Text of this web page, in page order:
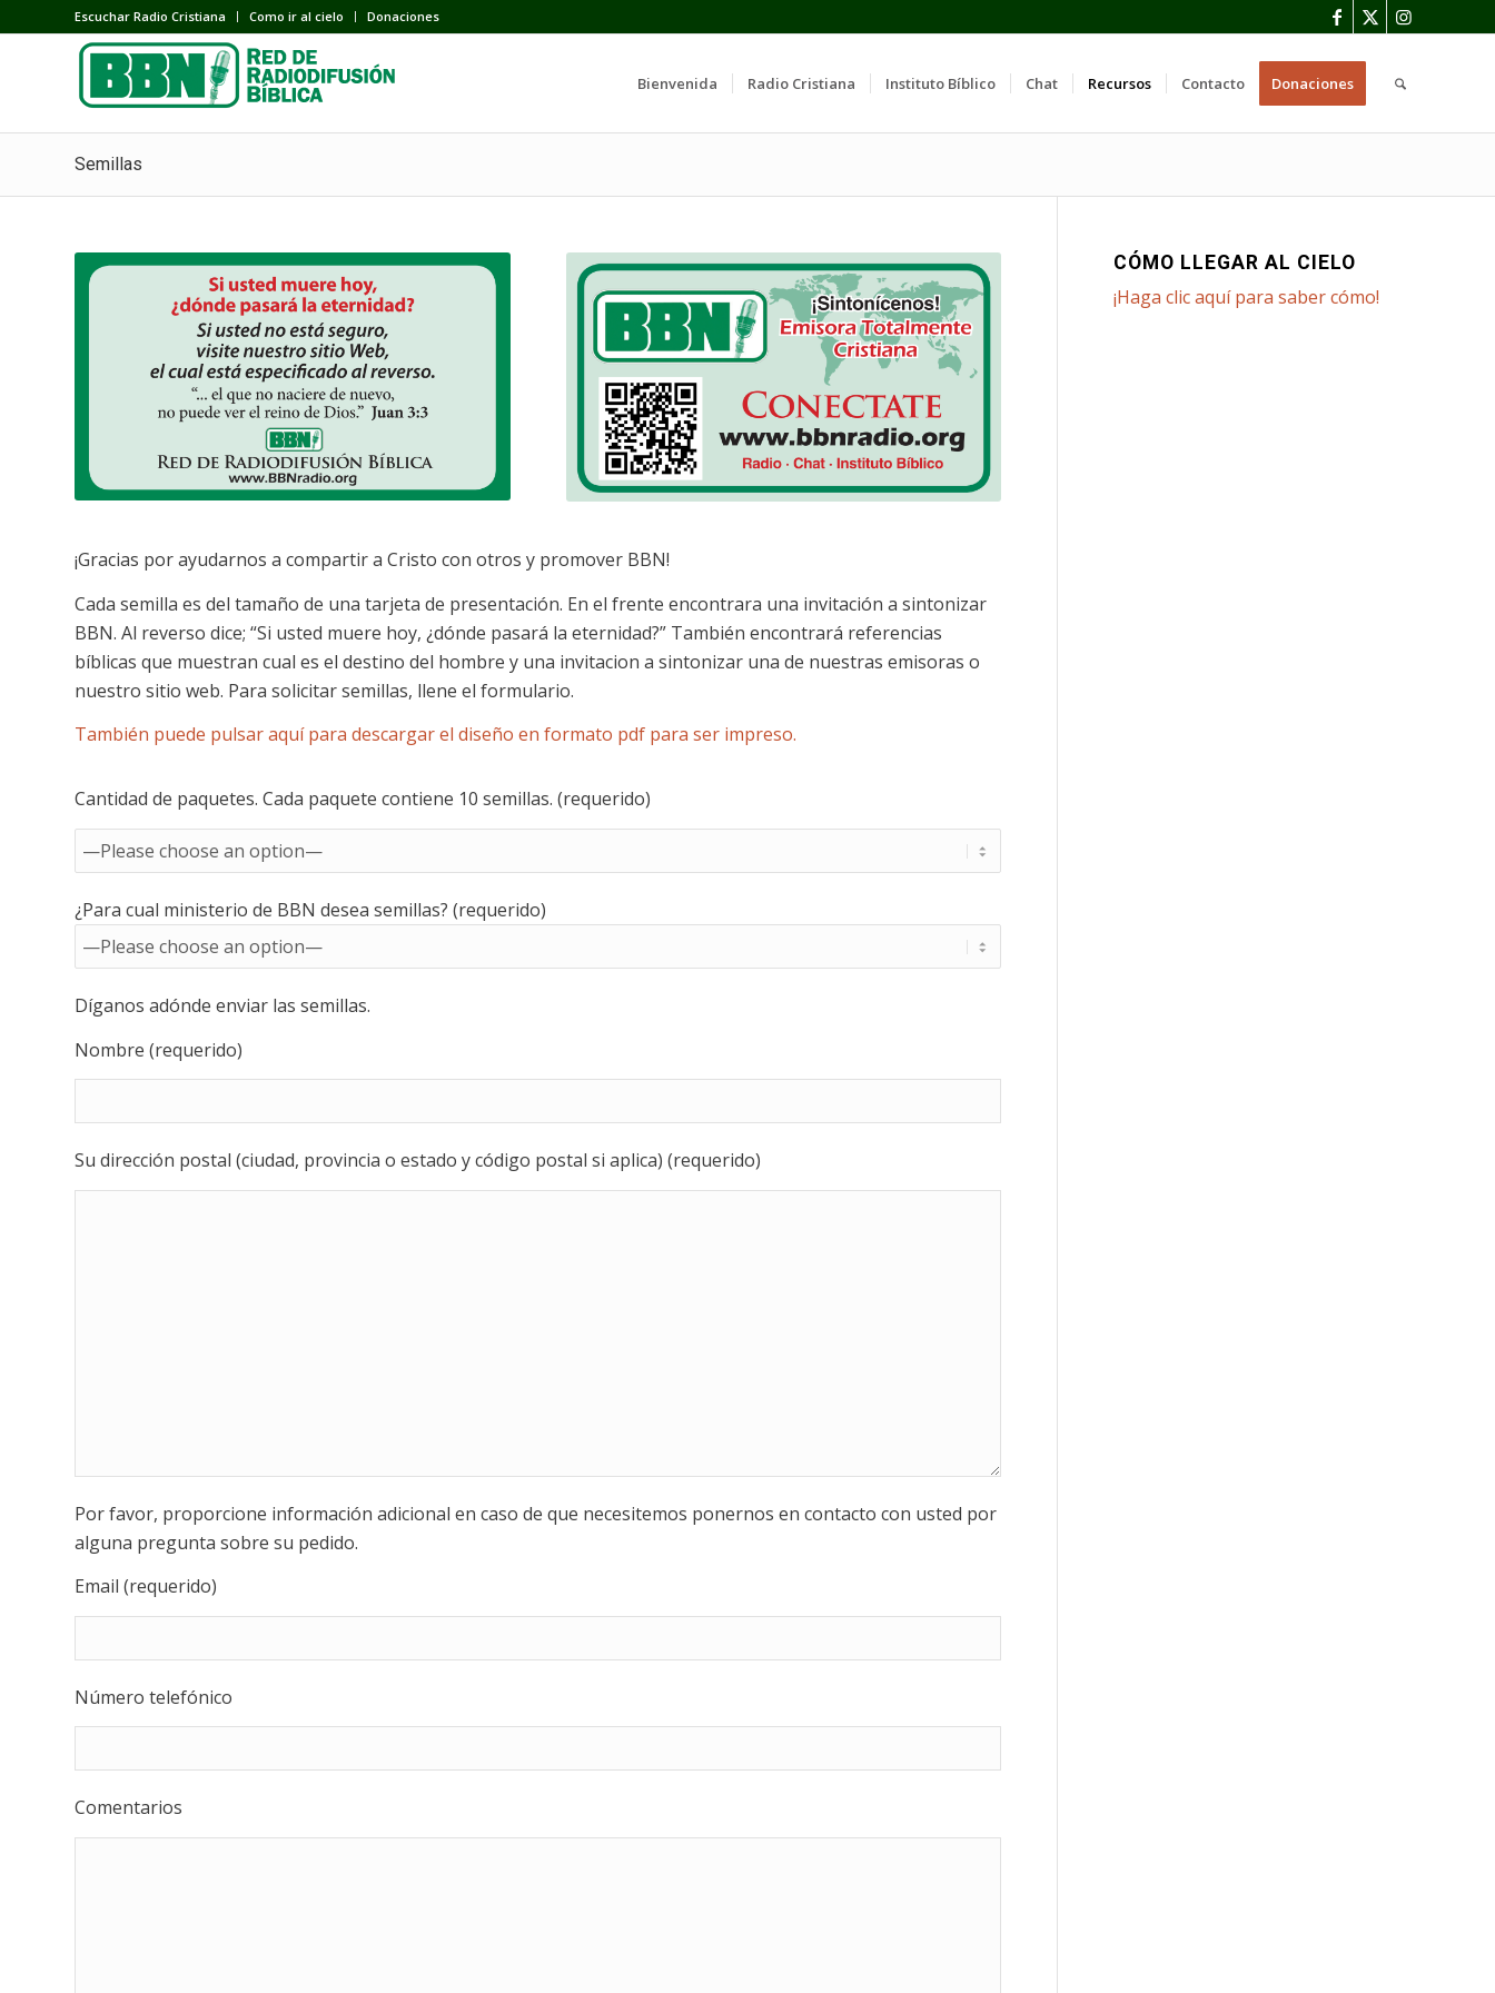
Escuchar Radio Cristiana Como ir al cielo Donaciones
Bienvenida Radio Cristiana Instituto Bíblico Chat Recursos Contacto Donaciones
Semillas
¡Gracias por ayudarnos a compartir a Cristo con otros y promover BBN!
Cada semilla es del tamaño de una tarjeta de presentación. En el frente encontrara una invitación a sintonizar
BBN. Al reverso dice; “Si usted muere hoy, ¿dónde pasará la eternidad?” También encontrará referencias
bíblicas que muestran cual es el destino del hombre y una invitacion a sintonizar una de nuestras emisoras o
nuestro sitio web. Para solicitar semillas, llene el formulario.
También puede pulsar aquí para descargar el diseño en formato pdf para ser impreso.
Cantidad de paquetes. Cada paquete contiene 10 semillas. (requerido)
¿Para cual ministerio de BBN desea semillas? (requerido)
Díganos adónde enviar las semillas.
Nombre (requerido)
Su dirección postal (ciudad, provincia o estado y código postal si aplica) (requerido)
Por favor, proporcione información adicional en caso de que necesitemos ponernos en contacto con usted por
alguna pregunta sobre su pedido.
Email (requerido)
Número telefónico
Comentarios
CÓMO LLEGAR AL CIELO
¡Haga clic aquí para saber cómo!